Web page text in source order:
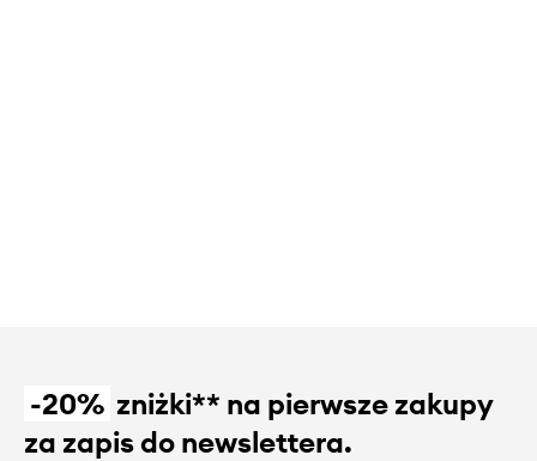
-20% zniżki** na pierwsze zakupy
za zapis do newslettera.